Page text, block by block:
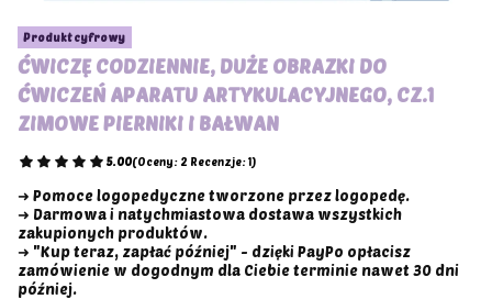
Produkt cyfrowy
ĆWICZĘ CODZIENNIE, DUŻE OBRAZKI DO
ĆWICZEŃ APARATU ARTYKULACYJNEGO, CZ.1
ZIMOWE PIERNIKI I BAŁWAN
5.00(Oceny: 2 Recenzje: 1)
➜ Pomoce logopedyczne tworzone przez logopedę.
➜ Darmowa i natychmiastowa dostawa wszystkich
zakupionych produktów.
➜ "Kup teraz, zapłać później" - dzięki PayPo opłacisz
zamówienie w dogodnym dla Ciebie terminie nawet 30 dni
później.